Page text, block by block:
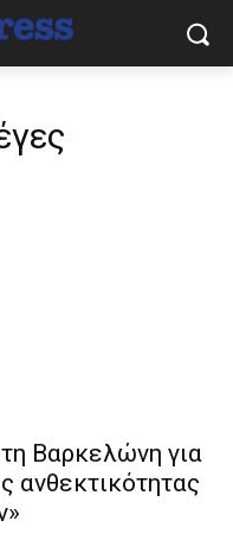
Βαρκελώνη για
ανθεκτικότητας